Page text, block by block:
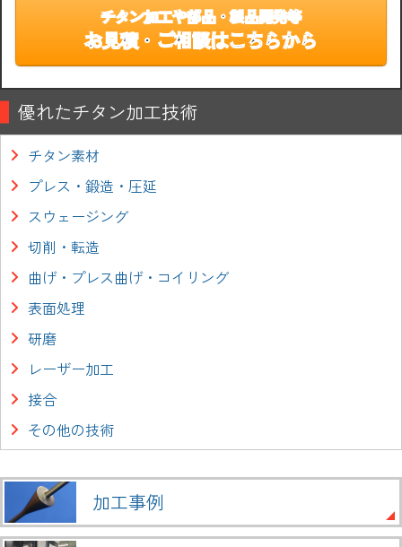
チタン加工や部品・製品開発等
お見積・ご相談はこちらから
優れたチタン加工技術
チタン素材
プレス・鍛造・圧延
スウェージング
切削・転造
曲げ・プレス曲げ・コイリング
表面処理
研磨
レーザー加工
接合
その他の技術
加工事例